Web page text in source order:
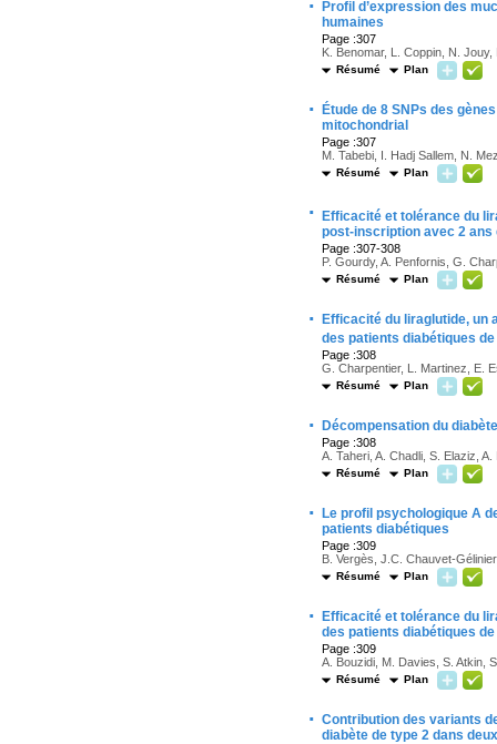
·
Profil d’expression des
humaines
Page :307
K. Benomar, L. Coppin, N.
Résumé Plan
·
Étude de 8 SNPs des
mitochondrial
Page :307
M. Tabebi, I. Hadj Sallem, N.
Résumé Plan
·
Efficacité et tolérance du
post-inscription avec 2 ans
Page :307-308
P. Gourdy, A. Penfornis, G.
Résumé Plan
·
Efficacité du liraglutide, un
des patients diabétiques
Page :308
G. Charpentier, L. Martinez, E.
Résumé Plan
· Décompensation du
Page :308
A. Taheri, A. Chadli, S. Elaziz, A.
Résumé Plan
·
Le profil psychologique A
patients diabétiques
Page :309
B. Vergès, J.C. Chauvet-
Résumé Plan
·
Efficacité et tolérance du
des patients diabétiques
Page :309
A. Bouzidi, M. Davies, S. Atkin,
Résumé Plan
· Contribution des variants
diabète de type 2 dans